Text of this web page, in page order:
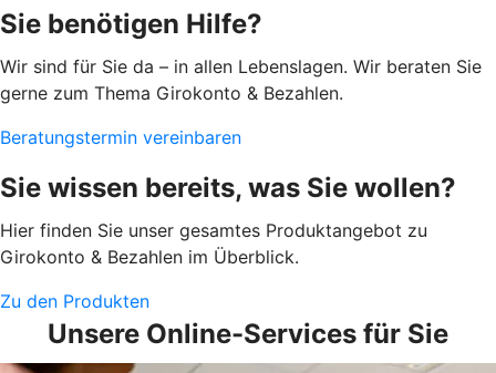
Sie benötigen Hilfe?
Wir sind für Sie da – in allen Lebenslagen. Wir beraten Sie
gerne zum Thema Girokonto & Bezahlen.
Beratungstermin vereinbaren
Sie wissen bereits, was Sie wollen?
Hier finden Sie unser gesamtes Produktangebot zu
Girokonto & Bezahlen im Überblick.
Zu den Produkten
Unsere Online-Services für Sie